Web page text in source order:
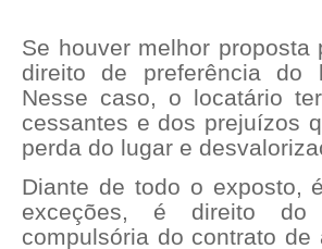
Se houver melhor
direito de preferência do
Nesse caso, o locatário
cessantes e dos prejuízos
perda do lugar e
Diante de todo o exposto,
exceções, é direito do
compulsória do contrato